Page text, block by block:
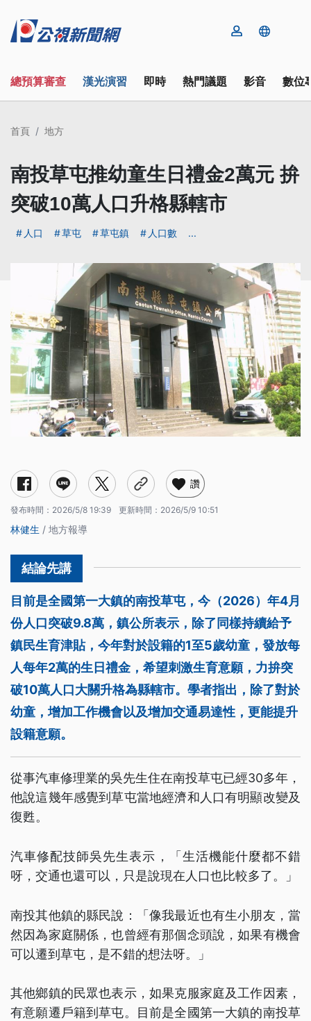
總預算審查 漢光演習 即時 熱門議題 影音 數位
首頁 地方
南投草屯推幼童生日禮金2萬元 拚
突破10萬人口升格縣轄市
人口 草屯 草屯鎮 人口數 ...
讚
發布時間： 2026/5/8 19:39 更新時間： 2026/5/9 10:51
林健生 / 地方報導
目前是全國第一大鎮的南投草屯，今（2026）年4月
份人口突破9.8萬，鎮公所表示，除了同樣持續給予
鎮民生育津貼，今年對於設籍的1至5歲幼童，發放每
人每年2萬的生日禮金，希望刺激生育意願，力拚突
破10萬人口大關升格為縣轄市。學者指出，除了對於
幼童，增加工作機會以及增加交通易達性，更能提升
設籍意願。
從事汽車修理業的吳先生住在南投草屯已經30多年，
他說這幾年感覺到草屯當地經濟和人口有明顯改變及
復甦。
汽車修配技師吳先生表示，「生活機能什麼都不錯
呀，交通也還可以，只是說現在人口也比較多了。」
南投其他鎮的縣民說：「像我最近也有生小朋友，當
然因為家庭關係，也曾經有那個念頭說，如果有機會
可以遷到草屯，是不錯的想法呀。」
其他鄉鎮的民眾也表示，如果克服家庭及工作因素，
有意願遷戶籍到草屯。目前是全國第一大鎮的南投草